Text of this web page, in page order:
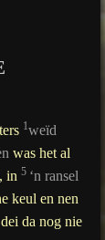
1weïd
was het al
in 5 ‘n ransel
keul en nen
da nog nie